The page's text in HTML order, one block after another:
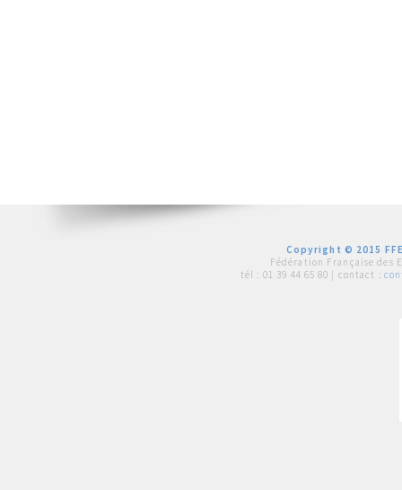
Copyright © 2015
Fédération Française des
tél : 01 39 44 65 80 | contact :